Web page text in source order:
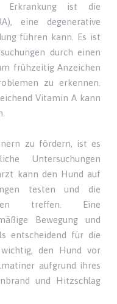
Erkrankung ist die
eine degenerative
führen kann. Es ist
durch einen
frühzeitig Anzeichen
zu erkennen.
Vitamin A kann
zu fördern, ist es
Untersuchungen
kann den Hund auf
testen und die
treffen. Eine
Bewegung und
entscheidend für die
den Hund vor
aufgrund ihres
und Hitzschlag